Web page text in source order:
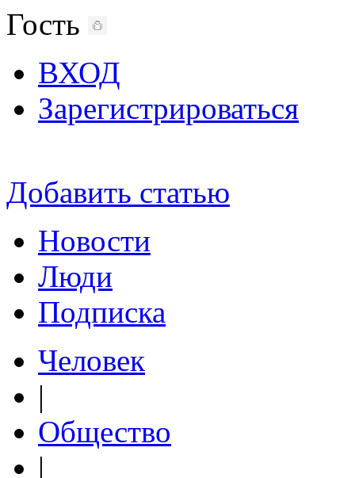
Гость
ВХОД
Зарегистрироваться
Добавить статью
Новости
Люди
Подписка
Человек
|
Общество
|